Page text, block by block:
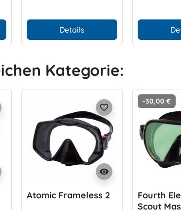
Details
Kategorie:
visibility
favorite_border
Atomic Frameless 2
-30,00 €
Fourth
Scout